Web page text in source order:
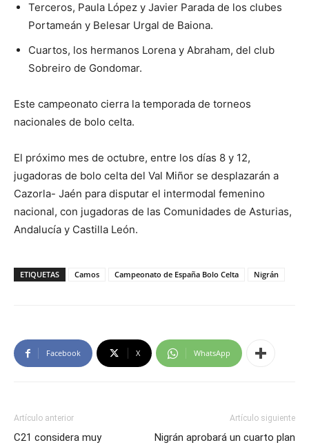
Terceros, Paula López y Javier Parada de los clubes
Portameán y Belesar Urgal de Baiona.
Cuartos, los hermanos Lorena y Abraham, del club
Sobreiro de Gondomar.
Este campeonato cierra la temporada de torneos
nacionales de bolo celta.
El próximo mes de octubre, entre los días 8 y 12,
jugadoras de bolo celta del Val Miñor se desplazarán a
Cazorla- Jaén para disputar el intermodal femenino
nacional, con jugadoras de las Comunidades de Asturias,
Andalucía y Castilla León.
ETIQUETAS Camos Campeonato de España Bolo Celta Nigrán
Facebook X WhatsApp
Artículo anterior
C21 considera muy
Artículo siguiente
Nigrán aprobará un cuarto plan